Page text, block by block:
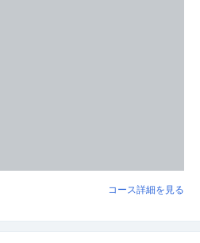
コース詳細を見る